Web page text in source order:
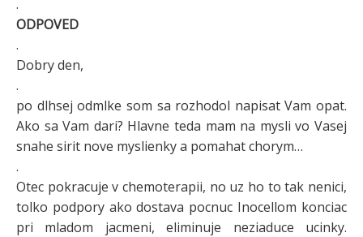
.
ODPOVED
.
Dobry den,
.
po dlhsej odmlke som sa rozhodol napisat Vam opat.
Ako sa Vam dari? Hlavne teda mam na mysli vo Vasej
snahe sirit nove myslienky a pomahat chorym…
.
Otec pokracuje v chemoterapii, no uz ho to tak nenici,
tolko podpory ako dostava pocnuc Inocellom konciac
pri mladom jacmeni, eliminuje neziaduce ucinky.